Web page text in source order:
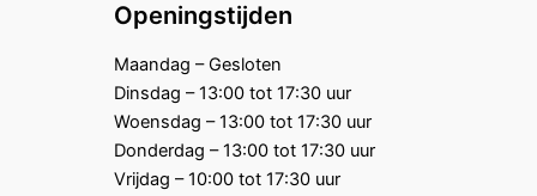
Openingstijden
Maandag – Gesloten
Dinsdag – 13:00 tot 17:30 uur
Woensdag – 13:00 tot 17:30 uur
Donderdag – 13:00 tot 17:30 uur
Vrijdag – 10:00 tot 17:30 uur